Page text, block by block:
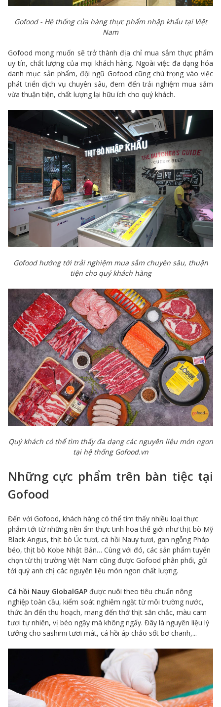
Gofood - Hệ thống cửa hàng thực phẩm nhập khẩu tại Việt
Nam
Gofood mong muốn sẽ trở thành địa chỉ mua sắm thực phẩm
uy tín, chất lượng của mọi khách hàng. Ngoài việc đa dạng hóa
danh mục sản phẩm, đội ngũ Gofood cũng chú trọng vào việc
phát triển dịch vụ chuyên sâu, đem đến trải nghiệm mua sắm
vừa thuận tiện, chất lượng lại hữu ích cho quý khách.
Gofood hướng tới trải nghiệm mua sắm chuyên sâu, thuận
tiện cho quý khách hàng
Quý khách có thể tìm thấy đa dạng các nguyên liệu món ngon
tại hệ thống Gofood.vn
Những cực phẩm trên bàn tiệc tại
Gofood
Đến với Gofood, khách hàng có thể tìm thấy nhiều loại thực
phẩm tới từ những nền ẩm thực tinh hoa thế giới như thịt bò Mỹ
Black Angus, thịt bò Úc tươi, cá hồi Nauy tươi, gan ngỗng Pháp
béo, thịt bò Kobe Nhật Bản… Cùng với đó, các sản phẩm tuyển
chọn từ thị trường Việt Nam cũng được Gofood phân phối, gửi
tới quý anh chị các nguyên liệu món ngon chất lượng.
Cá hồi Nauy GlobalGAP được nuôi theo tiêu chuẩn nông
nghiệp toàn cầu, kiểm soát nghiêm ngặt từ môi trường nước,
thức ăn đến thu hoạch, mang đến thớ thịt săn chắc, màu cam
tươi tự nhiên, vị béo ngậy mà không ngấy. Đây là nguyên liệu lý
tưởng cho sashimi tươi mát, cá hồi áp chảo sốt bơ chanh,...